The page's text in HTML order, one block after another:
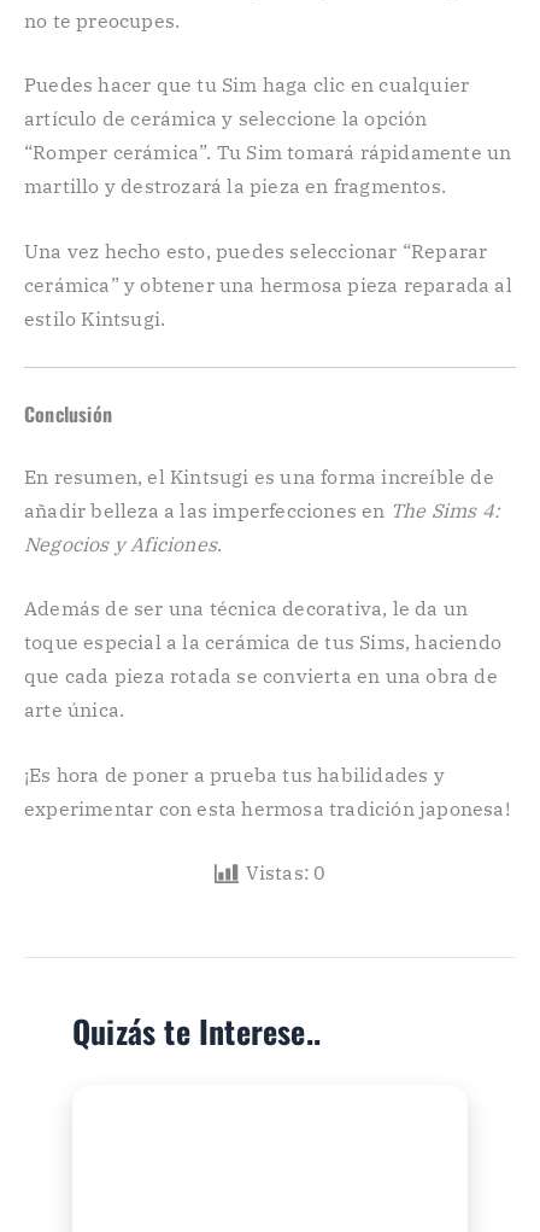
no te preocupes.
Puedes hacer que tu Sim haga clic en cualquier
artículo de cerámica y seleccione la opción
“Romper cerámica”. Tu Sim tomará rápidamente un
martillo y destrozará la pieza en fragmentos.
Una vez hecho esto, puedes seleccionar “Reparar
cerámica” y obtener una hermosa pieza reparada al
estilo Kintsugi.
Conclusión
En resumen, el Kintsugi es una forma increíble de
añadir belleza a las imperfecciones en The Sims 4:
Negocios y Aficiones.
Además de ser una técnica decorativa, le da un
toque especial a la cerámica de tus Sims, haciendo
que cada pieza rotada se convierta en una obra de
arte única.
¡Es hora de poner a prueba tus habilidades y
experimentar con esta hermosa tradición japonesa!
Vistas: 0
Quizás te Interese..